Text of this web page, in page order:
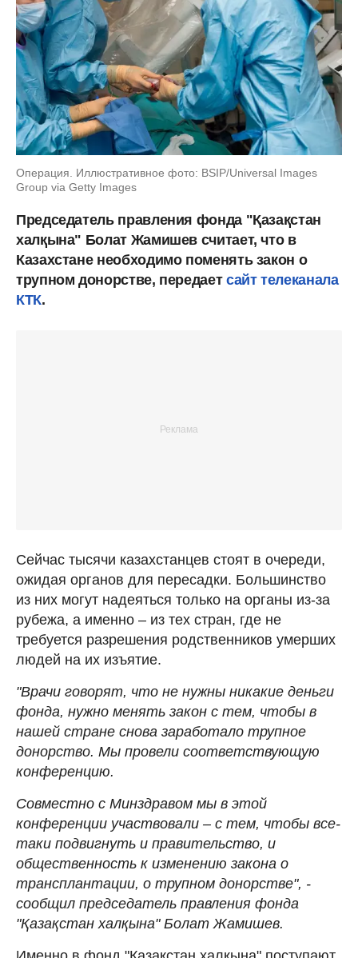
Операция. Иллюстративное фото: BSIP/Universal Images
Group via Getty Images
Председатель правления фонда "Қазақстан
халқына" Болат Жамишев считает, что в
Казахстане необходимо поменять закон о
трупном донорстве, передает сайт телеканала
КТК.
Сейчас тысячи казахстанцев стоят в очереди,
ожидая органов для пересадки. Большинство
из них могут надеяться только на органы из-за
рубежа, а именно – из тех стран, где не
требуется разрешения родственников умерших
людей на их изъятие.
"Врачи говорят, что не нужны никакие деньги
фонда, нужно менять закон с тем, чтобы в
нашей стране снова заработало трупное
донорство. Мы провели соответствующую
конференцию.
Совместно с Минздравом мы в этой
конференции участвовали – с тем, чтобы все-
таки подвигнуть и правительство, и
общественность к изменению закона о
трансплантации, о трупном донорстве", -
сообщил председатель правления фонда
"Қазақстан халқына" Болат Жамишев.